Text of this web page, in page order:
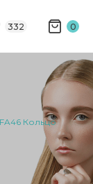
332 0
Кольцо